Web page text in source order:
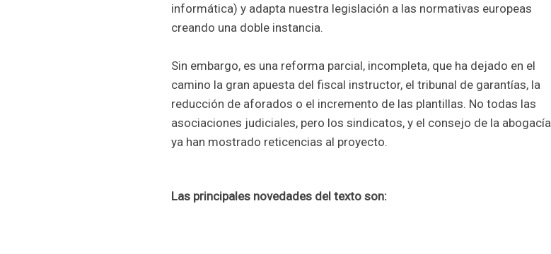
informática) y adapta nuestra legislación a las normativas europeas
creando una doble instancia.
Sin embargo, es una reforma parcial, incompleta, que ha dejado en el
camino la gran apuesta del fiscal instructor, el tribunal de garantías, la
reducción de aforados o el incremento de las plantillas. No todas las
asociaciones judiciales, pero los sindicatos, y el consejo de la abogacía
ya han mostrado reticencias al proyecto.
Las principales novedades del texto son: